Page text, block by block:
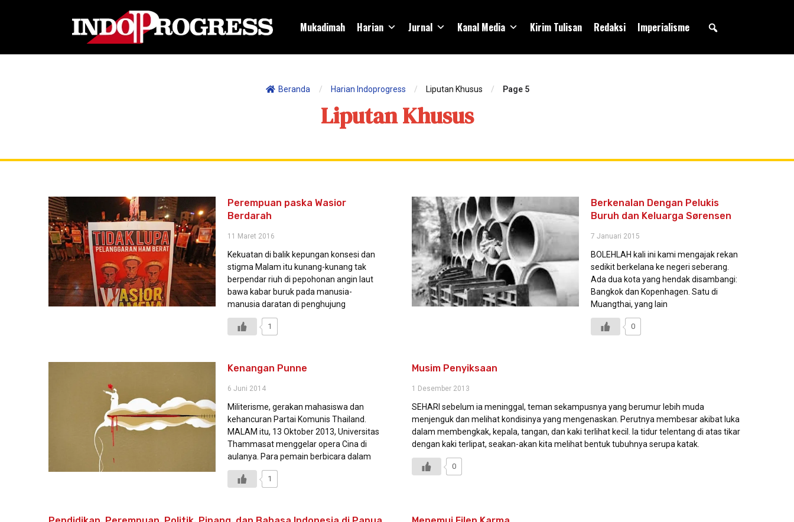
Mukadimah Harian Jurnal Kanal Media Kirim Tulisan Redaksi Imperialisme
Beranda / Harian Indoprogress / Liputan Khusus / Page 5
Liputan Khusus
Perempuan paska Wasior
Berdarah
11 Maret 2016
Kekuatan di balik kepungan konsesi dan
stigma Malam itu kunang-kunang tak
berpendar riuh di pepohonan angin laut
bawa kabar buruk pada manusia-
manusia daratan di penghujung
1
Berkenalan Dengan Pelukis
Buruh dan Keluarga Sørensen
7 Januari 2015
BOLEHLAH kali ini kami mengajak rekan
sedikit berkelana ke negeri seberang.
Ada dua kota yang hendak disambangi:
Bangkok dan Kopenhagen. Satu di
Muangthai, yang lain
0
Kenangan Punne
6 Juni 2014
Militerisme, gerakan mahasiswa dan
kehancuran Partai Komunis Thailand.
MALAM itu, 13 Oktober 2013, Universitas
Thammasat menggelar opera Cina di
aulanya. Para pemain berbicara dalam
1
Musim Penyiksaan
1 Desember 2013
SEHARI sebelum ia meninggal, teman sekampusnya yang berumur lebih muda
menjenguk dan melihat kondisinya yang mengenaskan. Perutnya membesar akibat luka
dalam membengkak, kepala, tangan, dan kaki terlihat kecil. Ia tidur telentang di atas tikar
dengan kaki terlipat, seakan-akan kita melihat bentuk tubuhnya serupa katak.
0